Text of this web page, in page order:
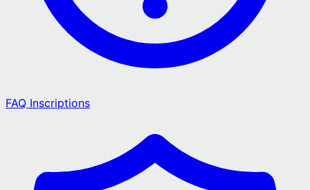
FAQ Inscriptions